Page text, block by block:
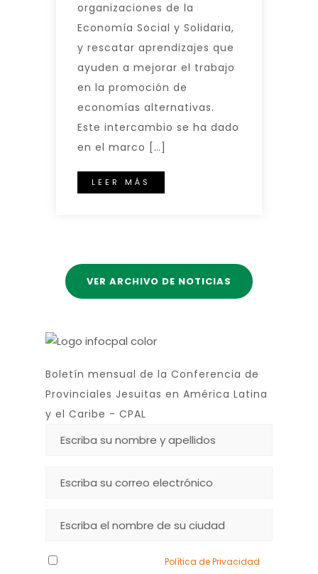
organizaciones de la
Economía Social y Solidaria,
y rescatar aprendizajes que
ayuden a mejorar el trabajo
en la promoción de
economías alternativas.
Este intercambio se ha dado
en el marco […]
LEER MÁS
VER ARCHIVO DE NOTICIAS
Boletín mensual de la Conferencia de
Provinciales Jesuitas en América Latina
y el Caribe - CPAL
Política de Privacidad